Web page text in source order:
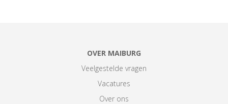
OVER MAIBURG
Veelgestelde vragen
Vacatures
Over ons